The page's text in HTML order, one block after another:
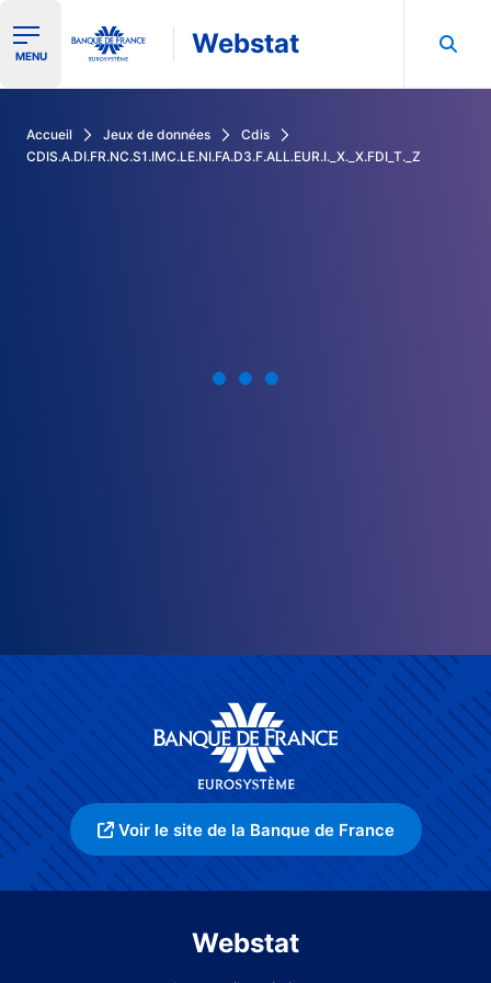
Ouvrir le menu de navigation
MENU Webstat
Accueil Jeux de données
Cdis
CDIS.A.DI.FR.NC.S1.IMC.LE.NI.FA.D3.F.ALL.EUR.I._X._X.FDI_T._Z
Voir le site de la Banque de France
Webstat